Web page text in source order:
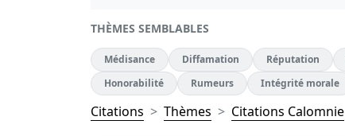
THÈMES SEMBLABLES
Médisance Diffamation Réputation
Honorabilité
Rumeurs Intégrité morale
Citations Thèmes Citations Calomnie